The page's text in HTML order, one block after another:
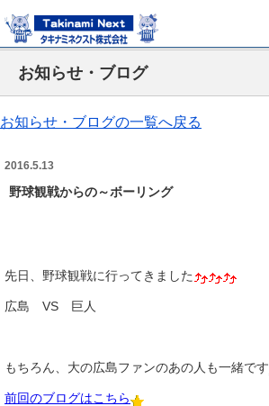
お知らせ・ブログ
お知らせ・ブログの一覧へ戻る
2016.5.13
野球観戦からの～ボーリング
先日、野球観戦に行ってきました
広島 VS 巨人
もちろん、大の広島ファンのあの人も一緒です
前回のブログはこちら